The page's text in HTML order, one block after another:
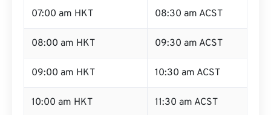
07:00 am HKT 08:30 am ACST
08:00 am HKT 09:30 am ACST
09:00 am HKT 10:30 am ACST
10:00 am HKT 11:30 am ACST